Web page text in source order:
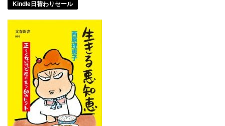
Kindle日替わりセール